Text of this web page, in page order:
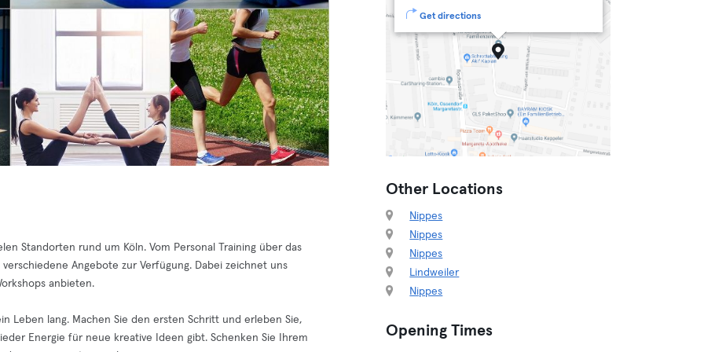
Standorten rund um Köln. Vom Personal Training über das
Angebote zur Verfügung. Dabei zeichnet uns
anbieten.
Leben lang. Machen Sie den ersten Schritt und erleben Sie,
Energie für neue kreative Ideen gibt. Schenken Sie Ihrem
Get directions
Other Locations
Nippes
Nippes
Nippes
Lindweiler
Nippes
Opening Times